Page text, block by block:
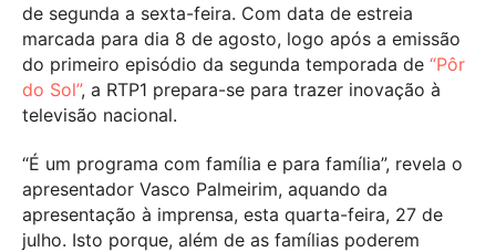
de segunda a sexta-feira. Com data de estreia
marcada para dia 8 de agosto, logo após a emissão
do primeiro episódio da segunda temporada de “Pôr
do Sol”, a RTP1 prepara-se para trazer inovação à
televisão nacional.
“É um programa com família e para família”, revela o
apresentador Vasco Palmeirim, aquando da
apresentação à imprensa, esta quarta-feira, 27 de
julho. Isto porque, além de as famílias poderem